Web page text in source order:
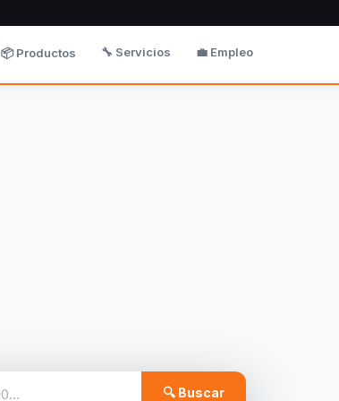
📦 Productos 🔧 Servicios 💼 Empleo
🔍 Buscar